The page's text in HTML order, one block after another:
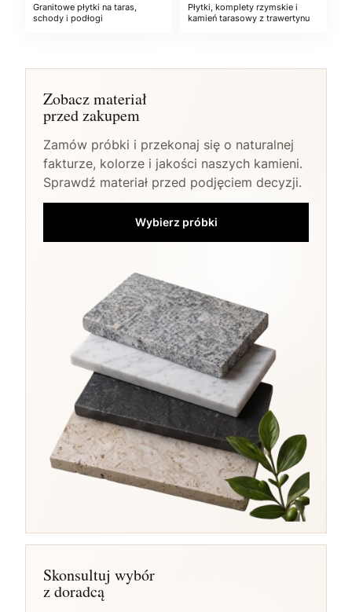
Granitowe płytki na taras,
schody i podłogi
Płytki, komplety rzymskie i
kamień tarasowy z trawertynu
Zobacz materiał
przed zakupem
Zamów próbki i przekonaj się o naturalnej
fakturze, kolorze i jakości naszych kamieni.
Sprawdź materiał przed podjęciem decyzji.
Wybierz próbki
Skonsultuj wybór
z doradcą